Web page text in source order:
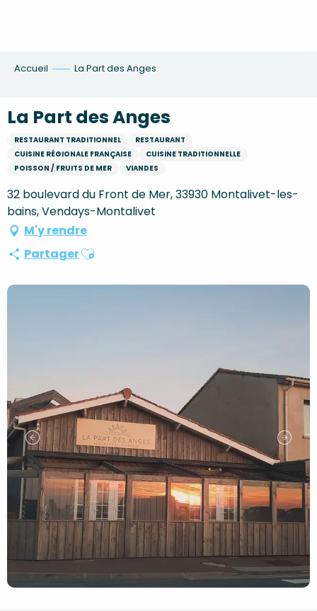
Accueil La Part des Anges
La Part des Anges
RESTAURANT TRADITIONNEL
RESTAURANT
CUISINE RÉGIONALE FRANÇAISE
CUISINE TRADITIONNELLE
POISSON / FRUITS DE MER
VIANDES
32 boulevard du Front de Mer, 33930 Montalivet-les-
bains, Vendays-Montalivet
M'y rendre
PartagerAjouter aux favoris